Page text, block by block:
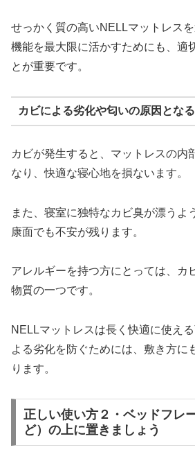
せっかく質の高いNELLマットレス
機能を最大限に活かすためにも、適
とが重要です。
カビによる劣化や匂いの原因となる
カビが発生すると、マットレスの内
なり、快適な寝心地を損ないます。
また、寝室に独特なカビ臭が漂うよ
康面でも不安が残ります。
アレルギーを持つ方にとっては、カ
物質の一つです。
NELLマットレスは長く快適に使え
よる劣化を防ぐためには、敷き方に
ります。
正しい使い方２・ベッドフレ
ど）の上に置きましょう